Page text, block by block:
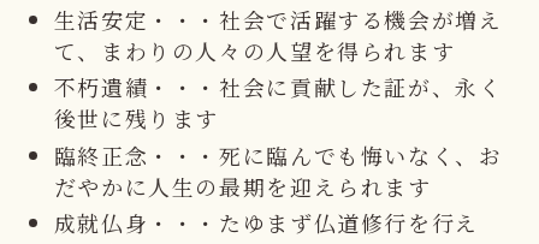
生活安定・・・社会で活躍する機会が増え
て、まわりの人々の人望を得られます
不朽遺績・・・社会に貢献した証が、永く
後世に残ります
臨終正念・・・死に臨んでも悔いなく、お
だやかに人生の最期を迎えられます
成就仏身・・・たゆまず仏道修行を行え